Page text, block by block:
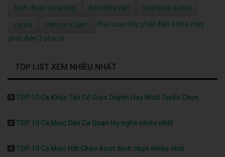
trích đoạn cải lương hát chầu văn tuồng cải lương
ca trù dân ca ví dặm thu mua máy phát điện 3 pha máy
phát điện 3 pha cũ
TOP LIST XEM NHIỀU NHẤT
TOP 10 Ca Khúc Tân Cổ Giao Duyên Hay Nhất Tuyển Chọn
TOP 10 Ca khúc Dân Ca Quan Họ nghe nhiều nhất
TOP 10 Ca khúc Hát Chèo được bình chọn nhiều nhất